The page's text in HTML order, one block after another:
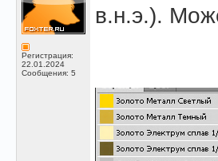
Регистрация:
22.01.2024
Сообщения: 5
в.н.э.).